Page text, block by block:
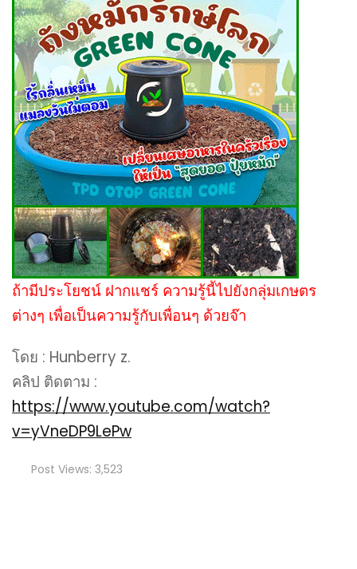
ถ้ามีประโยชน์ ฝากแชร์ ความรู้นี้ไปยังกลุ่มเกษตร
ต่างๆ เพื่อเป็นความรู้กับเพื่อนๆ ด้วยจ๊า
โดย : Hunberry z.
คลิป ติดตาม :
https://www.youtube.com/watch?
v=yVneDP9LePw
Post Views: 3,523